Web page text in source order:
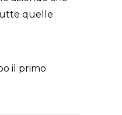
quelle
il primo